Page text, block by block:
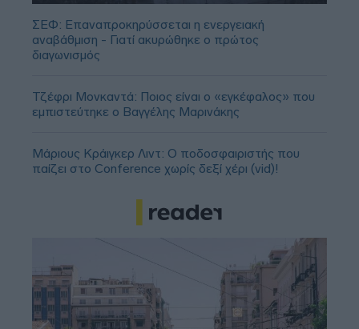
ΣΕΦ: Επαναπροκηρύσσεται η ενεργειακή
αναβάθμιση - Γιατί ακυρώθηκε ο πρώτος
διαγωνισμός
Τζέφρι Μονκαντά: Ποιος είναι ο «εγκέφαλος» που
εμπιστεύτηκε ο Βαγγέλης Μαρινάκης
Μάριους Κράιγκερ Λιντ: Ο ποδοσφαιριστής που
παίζει στο Conference χωρίς δεξί χέρι (vid)!